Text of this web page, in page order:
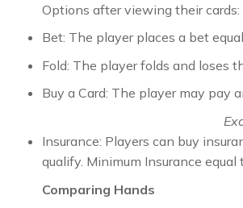
Options after viewing their cards:
Bet: The player places a bet
Fold: The player folds and loses
Buy a Card: The player may pay
Insurance: Players can buy
qualify. Minimum Insurance
Comparing Hands